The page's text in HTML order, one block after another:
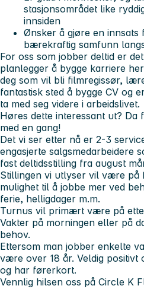
stasjonsområdet like
innsiden
Ønsker å gjøre en
bærekraftig samfunn
For oss som jobber deltid er
planlegger å bygge karriere
deg som vil bli filmregissør,
fantastisk sted å bygge CV og
ta med seg videre i arbeidslivet.
Høres dette interessant ut?
med en gang!
Det vi ser etter nå er 2-3
engasjerte salgsmedarbeidere
fast deltidsstilling fra august
Stillingen vi utlyser vil være på
mulighet til å jobbe mer ved
ferie, helligdager m.m.
Turnus vil primært være på
Vakter på morningen eller på
behov.
Ettersom man jobber enkelte
være over 18 år. Veldig positivt
og har førerkort.
Vennlig hilsen oss på Circle K